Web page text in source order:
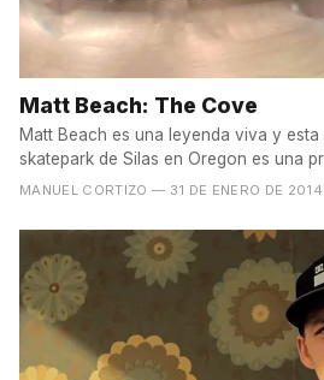
Matt Beach: The Cove
Matt Beach es una leyenda viva y esta
skatepark de Silas en Oregon es una
MANUEL CORTIZO — 31 DE ENERO DE 2014